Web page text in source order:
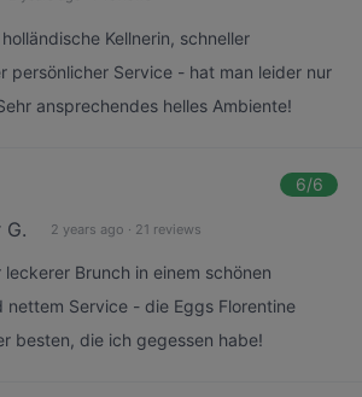
Kellnerin, schneller
persönlicher Service - hat man leider nur
ansprechendes helles Ambiente!
6/6
G. 2 years ago · 21 reviews
leckerer Brunch in einem schönen
nettem Service - die Eggs Florentine
besten, die ich gegessen habe!